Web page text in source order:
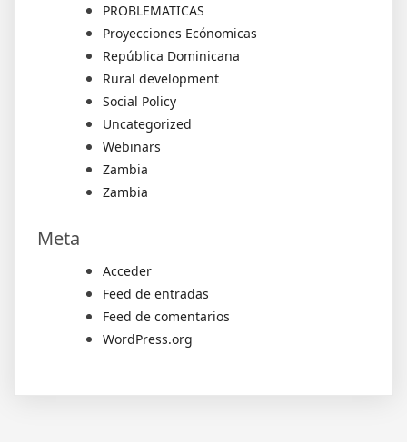
PROBLEMATICAS
Proyecciones Ecónomicas
República Dominicana
Rural development
Social Policy
Uncategorized
Webinars
Zambia
Zambia
Meta
Acceder
Feed de entradas
Feed de comentarios
WordPress.org